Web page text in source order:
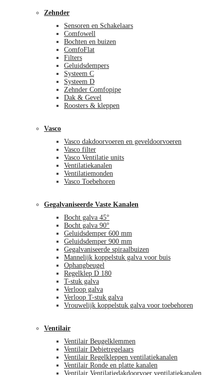
Zehnder
Sensoren en Schakelaars
Comfowell
Bochten en buizen
ComfoFlat
Filters
Geluidsdempers
Systeem C
Systeem D
Zehnder Comfopipe
Dak & Gevel
Roosters & kleppen
Vasco
Vasco dakdoorvoeren en geveldoorvoeren
Vasco filter
Vasco Ventilatie units
Ventilatiekanalen
Ventilatiemonden
Vasco Toebehoren
Gegalvaniseerde Vaste Kanalen
Bocht galva 45°
Bocht galva 90°
Geluidsdemper 600 mm
Geluidsdemper 900 mm
Gegalvaniseerde spiraalbuizen
Mannelijk koppelstuk galva voor buis
Ophangbeugel
Regelklep D 180
T-stuk galva
Verloop galva
Verloop T-stuk galva
Vrouwelijk koppelstuk galva voor toebehoren
Ventilair
Ventilair Beugelklemmen
Ventilair Debietregelaars
Ventilair Regelkleppen ventilatiekanalen
Ventilair Ronde en platte kanalen
Ventilair Ventilatiedakdoorvoer ventilatiekanalen